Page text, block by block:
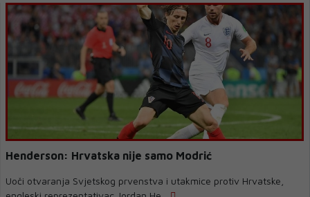
Henderson: Hrvatska nije samo Modrić
Uoči otvaranja Svjetskog prvenstva i utakmice protiv Hrvatske,